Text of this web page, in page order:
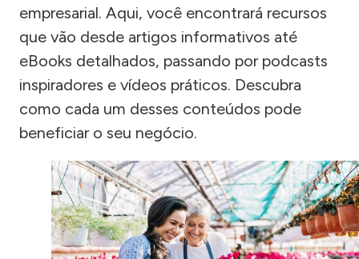
empresarial. Aqui, você encontrará recursos
que vão desde artigos informativos até
eBooks detalhados, passando por podcasts
inspiradores e vídeos práticos. Descubra
como cada um desses conteúdos pode
beneficiar o seu negócio.